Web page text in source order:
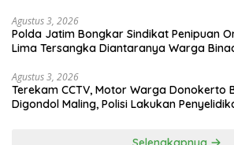
Agustus 3, 2026
Polda Jatim Bongkar Sindikat Penipuan
Lima Tersangka Diantaranya Warga
Agustus 3, 2026
Terekam CCTV, Motor Warga Donokerto
Digondol Maling, Polisi Lakukan